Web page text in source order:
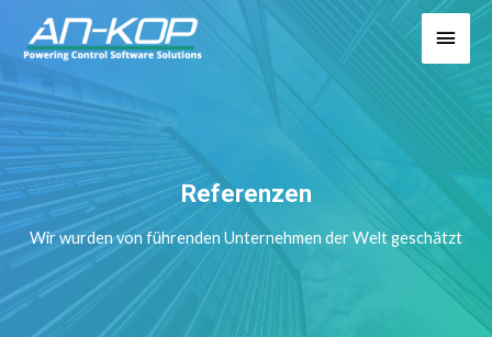
Referenzen
Wir wurden von führenden Unternehmen der Welt geschätzt